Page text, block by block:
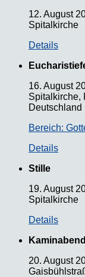
12. August
Spitalkirche
Details
16. August
Spitalkirche,
Deutschland
Bereich:
Details
Stille
19. August
Spitalkirche
Details
20. August